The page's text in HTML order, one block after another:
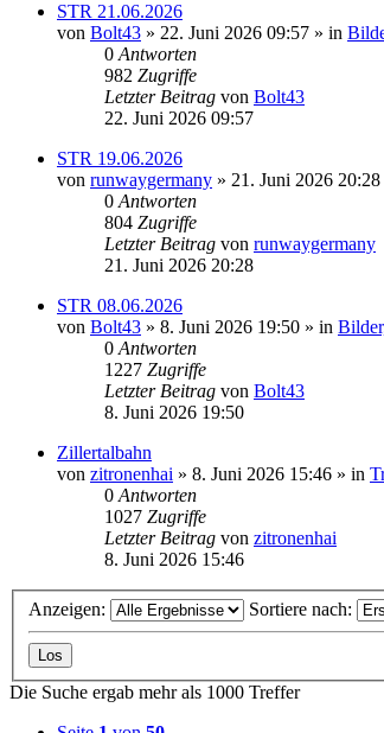
STR 21.06.2026
von Bolt43 » 22. Juni 2026 09:57 » in
0 Antworten
982 Zugriffe
Letzter Beitrag von Bolt43
22. Juni 2026 09:57
STR 19.06.2026
von runwaygermany » 21. Juni 2026
0 Antworten
804 Zugriffe
Letzter Beitrag von runwaygermany
21. Juni 2026 20:28
STR 08.06.2026
von Bolt43 » 8. Juni 2026 19:50 » in
0 Antworten
1227 Zugriffe
Letzter Beitrag von Bolt43
8. Juni 2026 19:50
Zillertalbahn
von zitronenhai » 8. Juni 2026 15:46 » in
0 Antworten
1027 Zugriffe
Letzter Beitrag von zitronenhai
8. Juni 2026 15:46
Anzeigen: Sortiere nach:
Die Suche ergab mehr als 1000 Treffer